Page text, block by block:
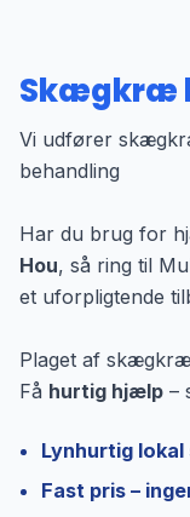
Skægkræ
Vi udfører
behandling
Har du brug for
Hou, så ring til
et uforpligtende
Plaget af
Få hurtig hjælp –
Lynhurtig
Fast pris –